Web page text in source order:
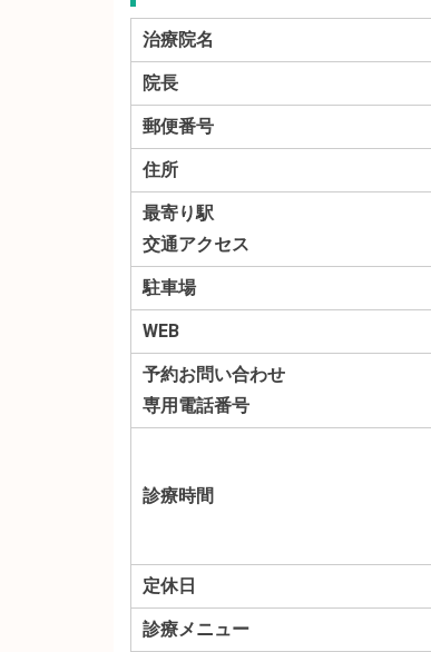
治療院名
院長
郵便番号
住所
最寄り駅
交通アクセス
駐車場
WEB
予約お問い合わせ
専用電話番号
診療時間
定休日
診療メニュー